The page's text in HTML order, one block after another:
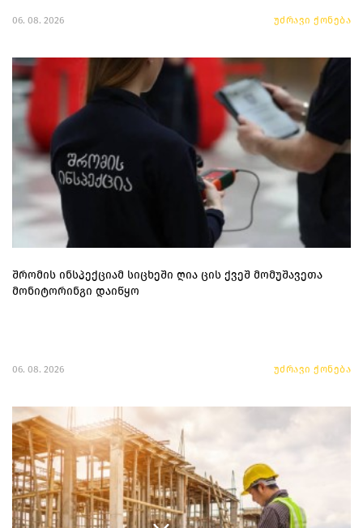
06. 08. 2026 უძრავი ქონება
შრომის ინსპექციამ სიცხეში ღია ცის ქვეშ მომუშავეთა
მონიტორინგი დაიწყო
06. 08. 2026 უძრავი ქონება